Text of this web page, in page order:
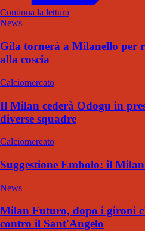
Continua la lettura
News
Gila tornerà a Milanello per
alla coscia
Calciomercato
Il Milan cederà Odogu in
diverse squadre
Calciomercato
Suggestione Embolo: il
News
Milan Futuro, dopo i gironi
contro il Sant'Angelo